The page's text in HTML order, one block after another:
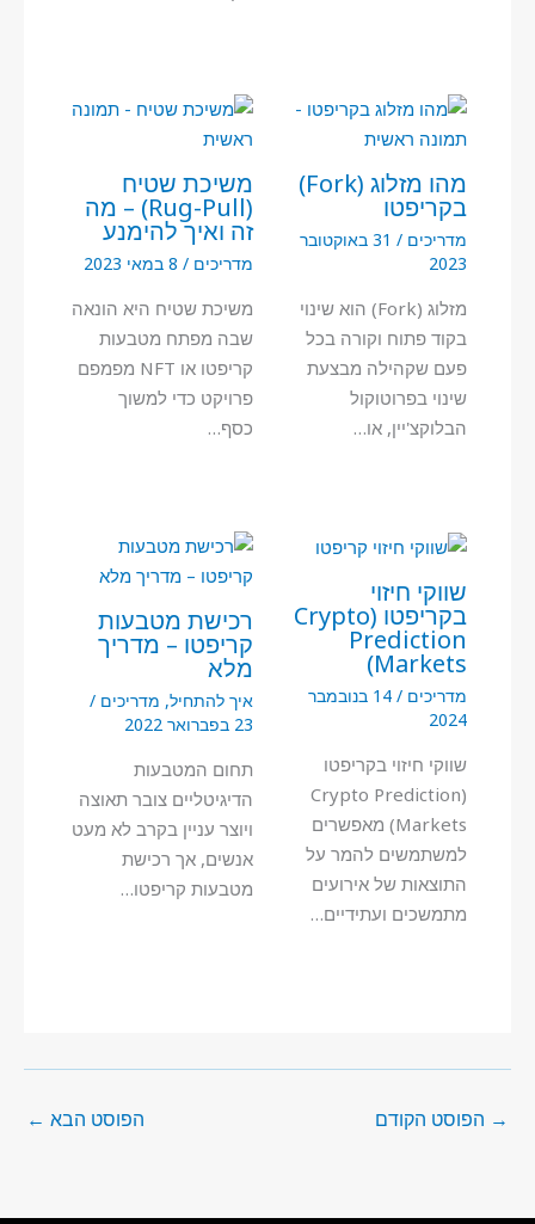
מהו מזלוג (Fork)
בקריפטו
מדריכים /
31 באוקטובר
2023
מזלוג (Fork) הוא שינוי
בקוד פתוח וקורה בכל
פעם שקהילה מבצעת
שינוי בפרוטוקול
הבלוקצ'יין, או…
משיכת שטיח
(Rug-Pull) – מה
זה ואיך להימנע
מדריכים / 8 במאי 2023
משיכת שטיח היא הונאה
שבה מפתח מטבעות
קריפטו או NFT מפמפם
פרויקט כדי למשוך
כסף…
שווקי חיזוי
בקריפטו (Crypto
Prediction
Markets)
מדריכים /
14 בנובמבר
2024
שווקי חיזוי בקריפטו
(Crypto Prediction
Markets) מאפשרים
למשתמשים להמר על
התוצאות של אירועים
מתמשכים ועתידיים…
רכישת מטבעות
קריפטו – מדריך
מלא
איך להתחיל, מדריכים /
23 בפברואר 2022
תחום המטבעות
הדיגיטליים צובר תאוצה
ויוצר עניין בקרב לא מעט
אנשים, אך רכישת
מטבעות קריפטו…
→ הפוסט הקודם הפוסט הבא ←